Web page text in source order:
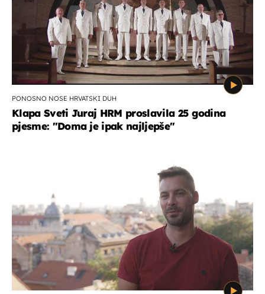
PONOSNO NOSE HRVATSKI DUH
Klapa Sveti Juraj HRM proslavila 25 godina
pjesme: "Doma je ipak najljepše"